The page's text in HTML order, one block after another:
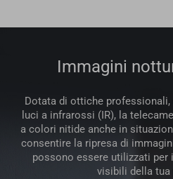
Immagini
Dotata di ottiche
luci a infrarossi (IR), la
a colori nitide anche in
consentire la ripresa di
possono essere utilizzati per
visibili della tua